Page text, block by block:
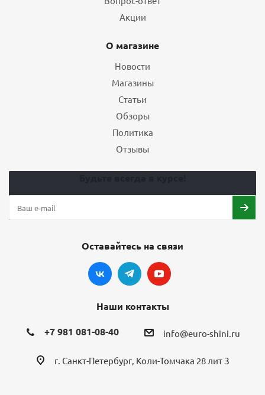
Акции
О магазине
Новости
Магазины
Статьи
Обзоры
Политика
Отзывы
Оставайтесь на связи
Наши контакты
+7 981 081-08-40 info@euro-shini.ru
г. Санкт-Петербург, Коли-Томчака 28 лит З